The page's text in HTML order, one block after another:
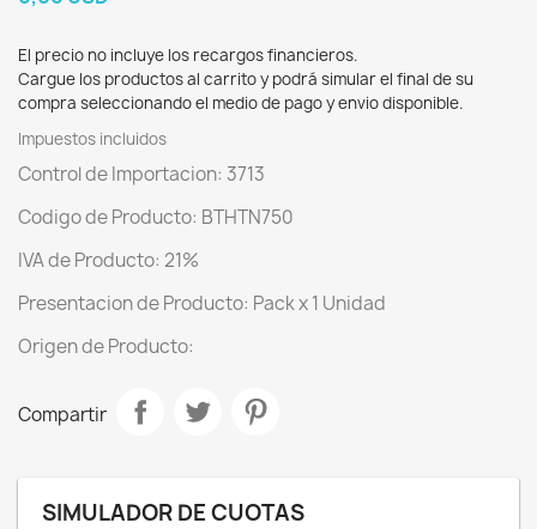
El precio no incluye los recargos financieros.
Cargue los productos al carrito y podrá simular el final de su
compra seleccionando el medio de pago y envio disponible.
Impuestos incluidos
Control de Importacion: 3713
Codigo de Producto: BTHTN750
IVA de Producto: 21%
Presentacion de Producto: Pack x 1 Unidad
Origen de Producto:
Compartir
SIMULADOR DE CUOTAS